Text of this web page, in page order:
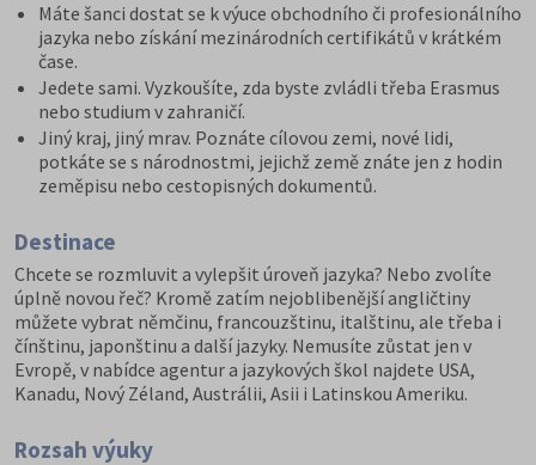
Máte šanci dostat se k výuce obchodního či profesionálního
jazyka nebo získání mezinárodních certifikátů v krátkém
čase.
Jedete sami. Vyzkoušíte, zda byste zvládli třeba Erasmus
nebo studium v zahraničí.
Jiný kraj, jiný mrav. Poznáte cílovou zemi, nové lidi,
potkáte se s národnostmi, jejichž země znáte jen z hodin
zeměpisu nebo cestopisných dokumentů.
Destinace
Chcete se rozmluvit a vylepšit úroveň jazyka? Nebo zvolíte
úplně novou řeč? Kromě zatím nejoblibenější angličtiny
můžete vybrat němčinu, francouzštinu, italštinu, ale třeba i
čínštinu, japonštinu a další jazyky. Nemusíte zůstat jen v
Evropě, v nabídce agentur a jazykových škol najdete USA,
Kanadu, Nový Zéland, Austrálii, Asii i Latinskou Ameriku.
Rozsah výuky